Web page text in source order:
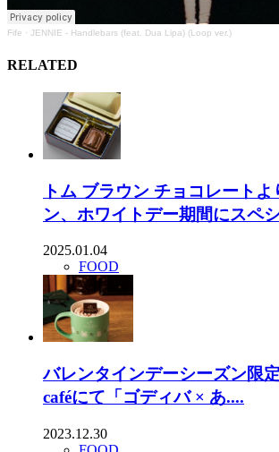
Fife · JENNIE - Handlebars (feat. Dua Lipa) (Loop ver.)
RELATED
トム ブラウン チョコレートよ
ン、ホワイトデー期間にスペ
2025.01.04
FOOD
バレンタインデーシーズン限
caféにて「ゴディバ × あ....
2023.12.30